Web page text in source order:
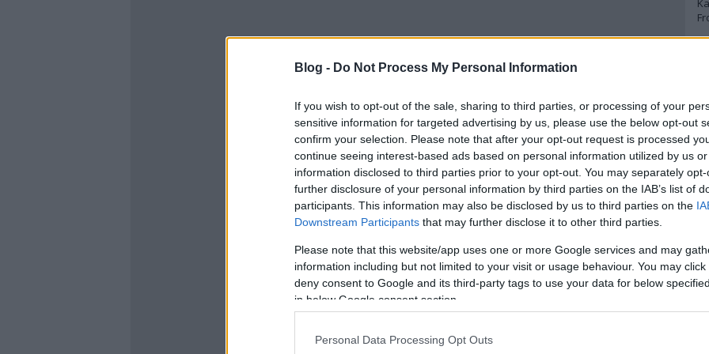
Blog - Do Not Process My Personal Information
If you wish to opt-out of the sale, sharing to third parties, or processing of your
sensitive information for targeted advertising by us, please use the below opt-out
confirm your selection. Please note that after your opt-out request is processed
continue seeing interest-based ads based on personal information utilized by us
information disclosed to third parties prior to your opt-out. You may separately
further disclosure of your personal information by third parties on the IAB’s list of
participants. This information may also be disclosed by us to third parties on the
Downstream Participants that may further disclose it to other third parties.
Please note that this website/app uses one or more Google services and may
information including but not limited to your visit or usage behaviour. You may
deny consent to Google and its third-party tags to use your data for below
in below Google consent section.
Personal Data Processing Opt Outs